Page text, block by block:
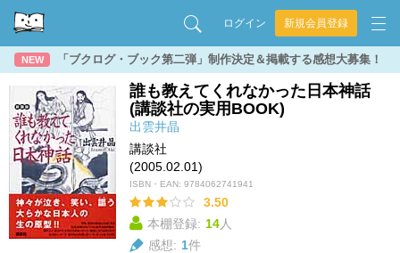
ログイン 新規会員登録
NEW 「ブクログ・ブック第二弾」制作決定＆掲載する感想大募集！
誰も教えてくれなかった日本神話
(講談社の実用BOOK)
出雲井晶
講談社
(2005.02.01)
ISBN・EAN: 9784062741941
3.50
本棚登録: 14人
感想: 1件